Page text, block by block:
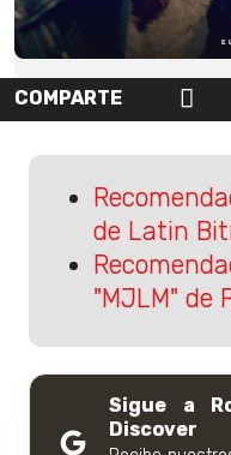
COMPARTE
de Latin
"MJLM" de
Sigue a
Discover